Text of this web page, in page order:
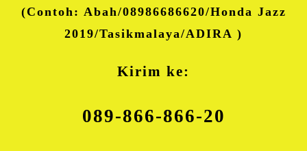
(Contoh: Abah/08986686620/Honda Jazz
2019/Tasikmalaya/ADIRA )
Kirim ke:
089-866-866-20